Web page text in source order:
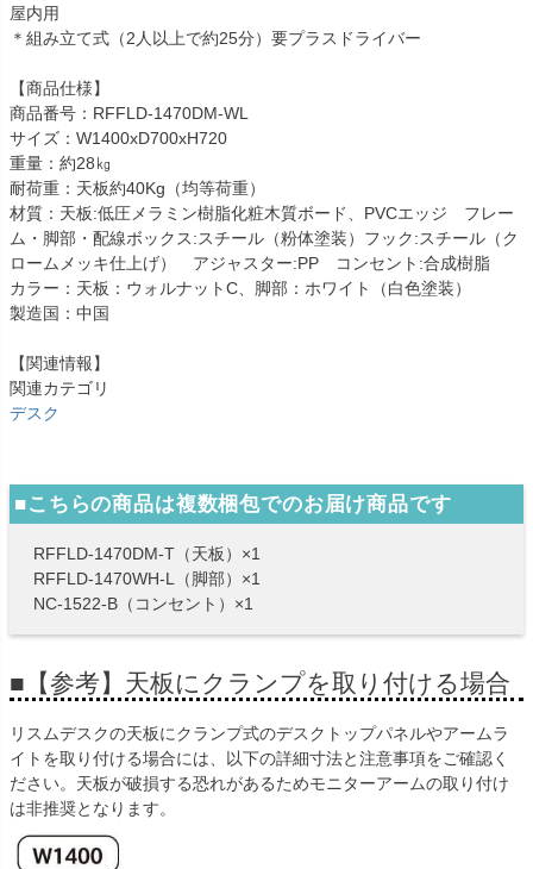
屋内用
＊組み立て式（2人以上で約25分）要プラスドライバー
【商品仕様】
商品番号：RFFLD-1470DM-WL
サイズ：W1400xD700xH720
重量：約28㎏
耐荷重：天板約40Kg（均等荷重）
材質：天板:低圧メラミン樹脂化粧木質ボード、PVCエッジ フレー
ム・脚部・配線ボックス:スチール（粉体塗装）フック:スチール（ク
ロームメッキ仕上げ） アジャスター:PP コンセント:合成樹脂
カラー：天板：ウォルナットC、脚部：ホワイト（白色塗装）
製造国：中国
【関連情報】
関連カテゴリ
デスク
■こちらの商品は複数梱包でのお届け商品です
RFFLD-1470DM-T（天板）×1
RFFLD-1470WH-L（脚部）×1
NC-1522-B（コンセント）×1
■【参考】天板にクランプを取り付ける場合
リスムデスクの天板にクランプ式のデスクトップパネルやアームラ
イトを取り付ける場合には、以下の詳細寸法と注意事項をご確認く
ださい。天板が破損する恐れがあるためモニターアームの取り付け
は非推奨となります。